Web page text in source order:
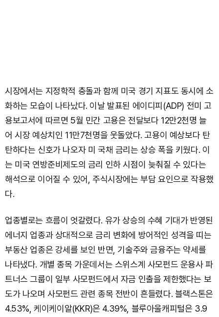
시장에서는 지정학적 충돌과 함께 미국 경기 지표도 동시에 소
화하는 모습이 나타났다. 이날 발표된 에이디피(ADP) 전미 고
용보고서에 따르면 5월 민간 고용은 전달보다 12만2천명 늘
어 시장 예상치인 11만7천명을 웃돌았다. 고용이 예상보다 탄
탄하다는 신호가 나오자 미 국채 금리는 상승 폭을 키웠다. 이
는 미국 연방준비제도의 금리 인하 시점이 늦춰질 수 있다는
해석으로 이어질 수 있어, 주식시장에는 부담 요인으로 작용했
다.
업종별로는 흐름이 엇갈렸다. 유가 상승의 수혜 기대가 반영된
에너지 업종과 상대적으로 금리 변화에 방어적인 성격을 띠는
부동산 업종은 강세를 보인 반면, 기술주와 금융주는 약세를
나타냈다. 개별 종목 가운데서는 스위스계 사모펀드 운용사 파
트너스 그룹이 일부 사모펀드에서 자금 인출을 제한했다는 보
도가 나오며 사모펀드 관련 종목 전반이 흔들렸다. 블랙스톤은
4.53%, 케이케이알(KKR)은 4.39%, 블루아울캐피털은 3.9